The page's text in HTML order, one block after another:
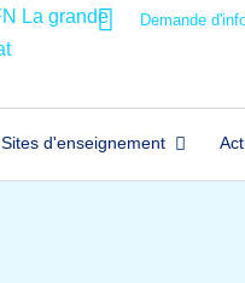
Demande
Sites d'enseignement